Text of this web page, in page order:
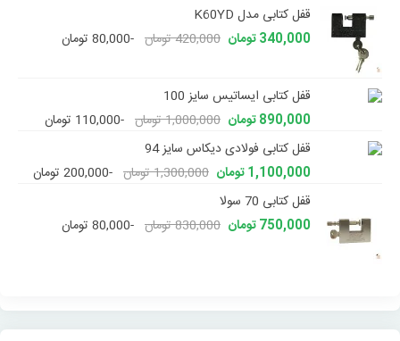
قفل کتابی مدل K60YD
340,000 تومان
420,000 تومان -80,000 تومان
قفل کتابی ایساتیس سایز 100
890,000 تومان
1,000,000 تومان
-110,000 تومان
قفل کتابی فولادی دیکاس سایز 94
1,100,000 تومان
1,300,000 تومان
-200,000 تومان
قفل کتابی 70 سولا
750,000 تومان
830,000 تومان -80,000 تومان